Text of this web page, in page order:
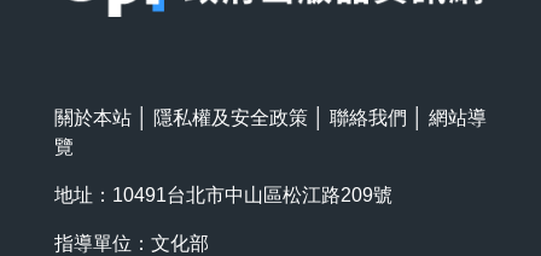
關於本站 隱私權及安全政策 聯絡我們
網站導
覽
地址：10491台北市中山區松江路209號
指導單位：文化部